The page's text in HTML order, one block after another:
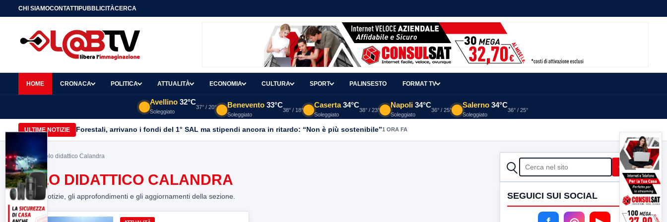
CHI SIAMOCONTATTIPUBBLICITÀCERCA
HOME CRONACA POLITICA ATTUALITÀ ECONOMIA CULTURA SPORT PALINSESTO FORMAT TV
Avellino 32°C
Soleggiato
37° / 20° Benevento 33°C
Soleggiato
38° / 18°
Caserta 34°C
Soleggiato
38° / 23°
Napoli 34°C
Soleggiato
36° / 25°
Salerno 34°C
Soleggiato
36° / 25°
ULTIME NOTIZIE Forestali, arrivano i fondi del 1° SAL ma stipendi ancora in ritardo: “Non è più sostenibile”1 ORA FA
Home> Polo didattico Calandra
POLO DIDATTICO CALANDRA
Tutte le notizie, gli approfondimenti e gli aggiornamenti della sezione.
CERCA Cerca
SEGUICI SUI SOCIAL